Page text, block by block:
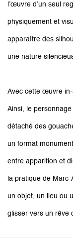
l’œuvre d’un seul
physiquement et
apparaître des
une nature
Avec cette œuvre in-
Ainsi, le personnage
détaché des
un format
entre apparition et
la pratique de Marc-
un objet, un lieu ou
glisser vers un rêve